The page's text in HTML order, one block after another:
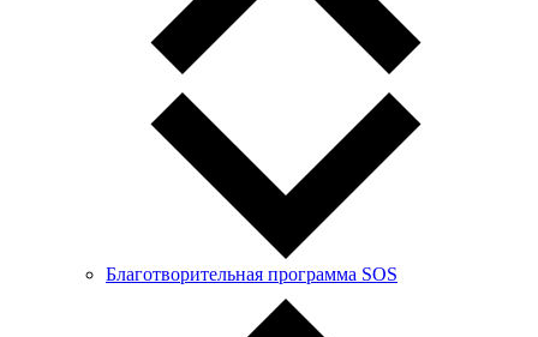
Благотворительная программа SOS